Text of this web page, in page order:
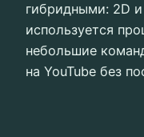
гибридными: 2D
используется
небольшие
на YouTube без